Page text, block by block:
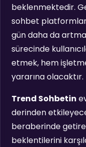
beklenmektedir.
sohbet
gün daha da
sürecinde
etmek, hem
yararına olacaktır.
Trend Sohbetin
derinden
beraberinde
beklentilerini